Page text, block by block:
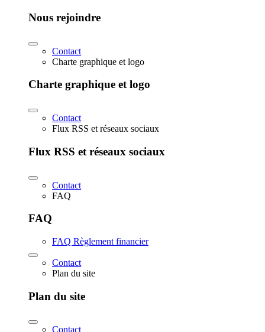
Nous rejoindre
Contact
Charte graphique et logo
Charte graphique et logo
Contact
Flux RSS et réseaux sociaux
Flux RSS et réseaux sociaux
Contact
FAQ
FAQ
FAQ Règlement financier
Contact
Plan du site
Plan du site
Contact